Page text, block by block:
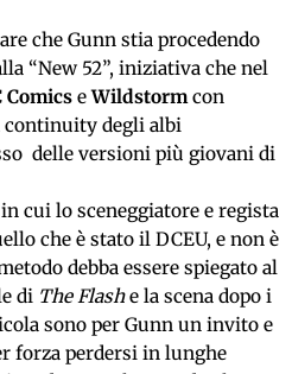
che Gunn stia procedendo
“New 52”, iniziativa che nel
Comics eWildstorm con
continuity degli albi
delle versioni più giovani di
cui lo sceneggiatore e regista
che è stato il DCEU, e non è
debba essere spiegato al
di The Flashe la scena dopo i
sono per Gunn un invito e
forza perdersi in lunghe